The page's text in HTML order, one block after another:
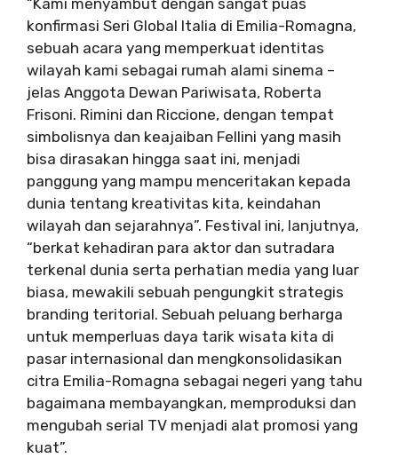
“Kami menyambut dengan sangat puas
konfirmasi Seri Global Italia di Emilia-Romagna,
sebuah acara yang memperkuat identitas
wilayah kami sebagai rumah alami sinema –
jelas Anggota Dewan Pariwisata, Roberta
Frisoni. Rimini dan Riccione, dengan tempat
simbolisnya dan keajaiban Fellini yang masih
bisa dirasakan hingga saat ini, menjadi
panggung yang mampu menceritakan kepada
dunia tentang kreativitas kita, keindahan
wilayah dan sejarahnya”. Festival ini, lanjutnya,
“berkat kehadiran para aktor dan sutradara
terkenal dunia serta perhatian media yang luar
biasa, mewakili sebuah pengungkit strategis
branding teritorial. Sebuah peluang berharga
untuk memperluas daya tarik wisata kita di
pasar internasional dan mengkonsolidasikan
citra Emilia-Romagna sebagai negeri yang tahu
bagaimana membayangkan, memproduksi dan
mengubah serial TV menjadi alat promosi yang
kuat”.